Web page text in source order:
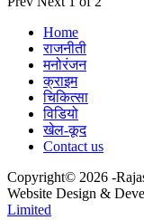
Home
राजनीती
मनोरंजन
क्राइम
चिकित्सा
विडियो
खेल-कूद
Contact us
Copyright© 2026 -
Website Design &
Limited